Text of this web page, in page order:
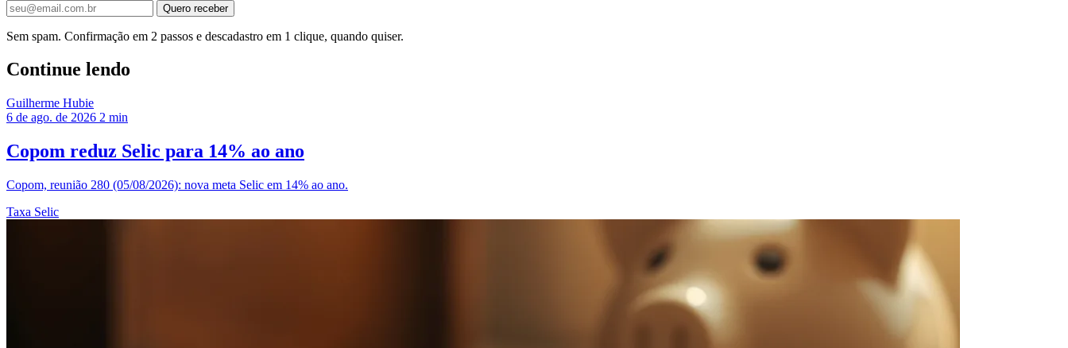
Quero receber
Sem spam. Confirmação em 2 passos e descadastro em 1 clique, quando quiser.
Continue lendo
Guilherme Hubie
6 de ago. de 2026 2 min
Copom reduz Selic para 14% ao ano
Copom, reunião 280 (05/08/2026): nova meta Selic em 14% ao ano.
Taxa Selic